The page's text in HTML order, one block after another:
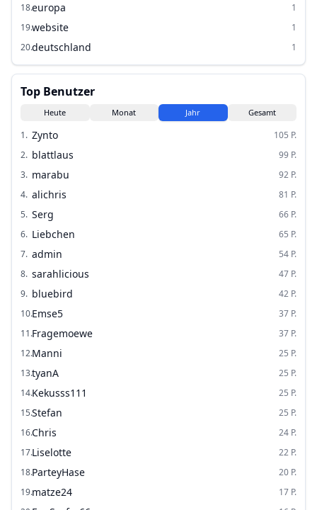
18.europa
1
19.website
1
20.deutschland 1
Top Benutzer
Heute Monat Jahr Gesamt
1. Zynto 105 P.
2. blattlaus 99 P.
3. marabu 92 P.
4. alichris 81 P.
5. Serg 66 P.
6. Liebchen 65 P.
7. admin 54 P.
8. sarahlicious 47 P.
9. bluebird 42 P.
10.Emse5 37 P.
11.Fragemoewe 37 P.
12.Manni 25 P.
13.tyanA 25 P.
14.Kekusss111 25 P.
15.Stefan 25 P.
16.Chris 24 P.
17.Liselotte 22 P.
18.ParteyHase 20 P.
19.matze24 17 P.